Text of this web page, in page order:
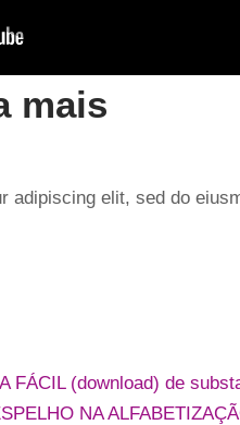
mais
adipiscing elit, sed do
FÁCIL (download) de
NA